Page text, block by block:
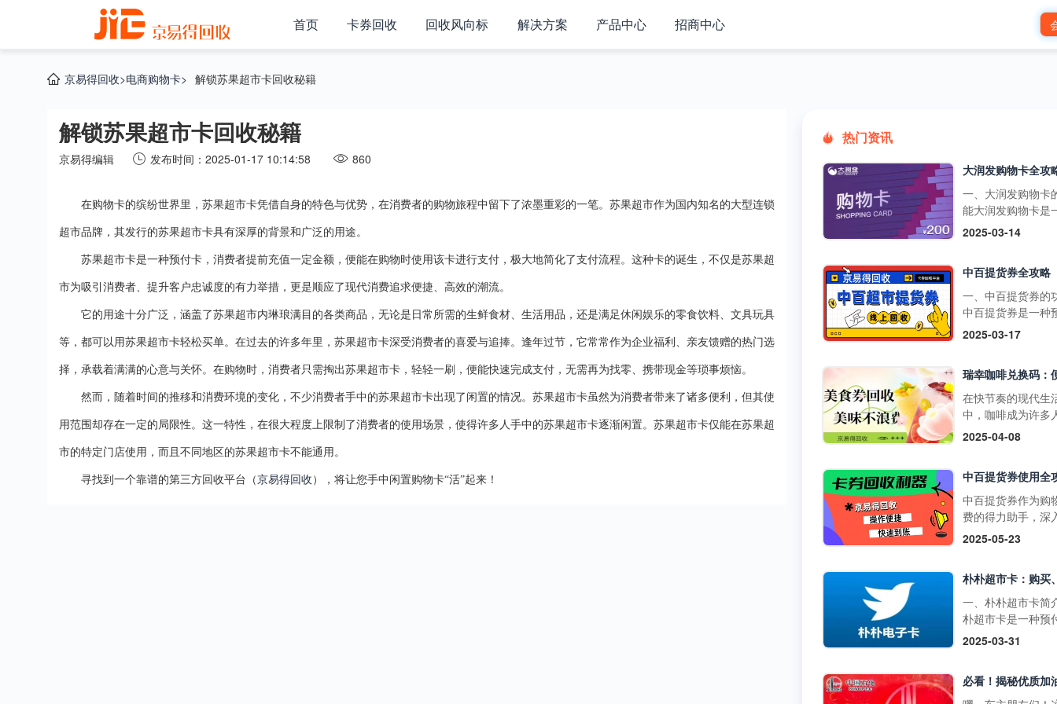
首页 卡券回收 回收风向标 解决方案 产品中心 招商中心
京易得回收>电商购物卡> 解锁苏果超市卡回收秘籍
解锁苏果超市卡回收秘籍
京易得编辑 发布时间：2025-01-17 10:14:58 860
在购物卡的缤纷世界里，苏果超市卡凭借自身的特色与优势，在消费者的购物旅程中留下了浓墨重彩的一笔。苏果超市作为国内知名的大型连锁
超市品牌，其发行的苏果超市卡具有深厚的背景和广泛的用途。
苏果超市卡是一种预付卡，消费者提前充值一定金额，便能在购物时使用该卡进行支付，极大地简化了支付流程。这种卡的诞生，不仅是苏果超
市为吸引消费者、提升客户忠诚度的有力举措，更是顺应了现代消费追求便捷、高效的潮流。
它的用途十分广泛，涵盖了苏果超市内琳琅满目的各类商品，无论是日常所需的生鲜食材、生活用品，还是满足休闲娱乐的零食饮料、文具玩具
等，都可以用苏果超市卡轻松买单。在过去的许多年里，苏果超市卡深受消费者的喜爱与追捧。逢年过节，它常常作为企业福利、亲友馈赠的热门选
择，承载着满满的心意与关怀。在购物时，消费者只需掏出苏果超市卡，轻轻一刷，便能快速完成支付，无需再为找零、携带现金等琐事烦恼。
然而，随着时间的推移和消费环境的变化，不少消费者手中的苏果超市卡出现了闲置的情况。苏果超市卡虽然为消费者带来了诸多便利，但其使
用范围却存在一定的局限性。这一特性，在很大程度上限制了消费者的使用场景，使得许多人手中的苏果超市卡逐渐闲置。苏果超市卡仅能在苏果超
市的特定门店使用，而且不同地区的苏果超市卡不能通用。
寻找到一个靠谱的第三方回收平台（京易得回收 ），将让您手中闲置购物卡“活”起来！
热门资讯
一、大润发购物卡
能大润发购物卡是
预付卡，可在大润
品、日用品、家电
类商品。它还可以
超市的其他促销活
物更加划算。不过
草、酒类、礼品卡
值卡等特殊商品。
大润发购物卡的购
式1. 线上购买：•
发优鲜APP：下载
录后在“我的”页面
卡”，选择面值并
支付。• 第三方平
如淘宝，搜索“大
舰店或授权....
2025-03-14
中百提货券全攻略
一、中百提货券的
中百提货券是一种
式购物卡，可以在
惠。它不仅可以用
买日常商品，还可
特定活动期间享受
的获取方式1. 线上
APP参与活动，完
定任务即可获得提
券。• 在中百线上
购物满一定金额后
获赠提货券。2. 线
物满一定金额后，
线下活动，并达到
条件，即可获得提
券。三、中百提货
用：•&nb....
2025-03-17
在快节奏的现代生
中，咖啡成为许多
启活力一天或缓解
品，如经典的拿铁
爽的生椰拿铁，以
断推陈出新的季节
据了重要地位。而
活的消费凭证，为
爱好者们带来了诸
利。不过，生活中
会出现兑换码闲置
况，别担心，京易
难，让闲置兑换码
2025-04-08
中百提货券作为购
费的得力助手，深
解其使用方法，能
惠。 使用范围广泛
百提货券主要适用
百仓储、中百超市
无论是采购米面粮
还是挑选家居用品
人护理产品，甚至
2025-05-23
一、朴朴超市卡简
朴超市卡是一种预
卡，可在朴朴超市
不仅具有支付功能
提供多种优惠和特
2025-03-31